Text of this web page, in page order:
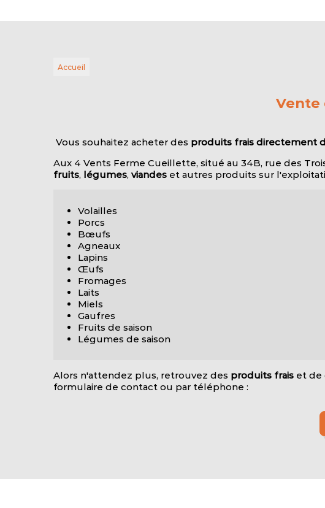
Accueil
Vente
Vous souhaitez acheter des produits frais directement
Aux 4 Vents Ferme Cueillette, situé au 34B, rue des
fruits, légumes, viandes et autres produits sur
Volailles
Porcs
Bœufs
Agneaux
Lapins
Œufs
Fromages
Laits
Miels
Gaufres
Fruits de saison
Légumes de saison
Alors n'attendez plus, retrouvez des produits frais et de
formulaire de contact ou par téléphone :